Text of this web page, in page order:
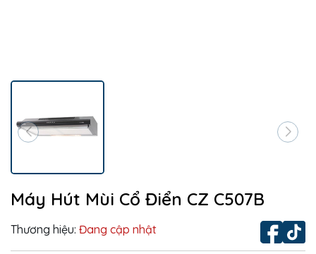
Máy Hút Mùi Cổ Điển CZ C507B
Thương hiệu: Đang cập nhật